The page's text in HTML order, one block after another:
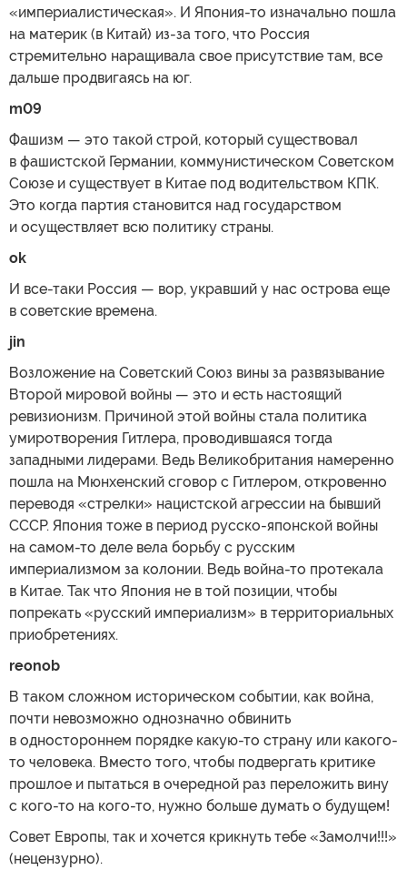
«империалистическая». И Япония-то изначально пошла
на материк (в Китай) из-за того, что Россия
стремительно наращивала свое присутствие там, все
дальше продвигаясь на юг.
m09
Фашизм — это такой строй, который существовал
в фашистской Германии, коммунистическом Советском
Союзе и существует в Китае под водительством КПК.
Это когда партия становится над государством
и осуществляет всю политику страны.
ok
И все-таки Россия — вор, укравший у нас острова еще
в советские времена.
jin
Возложение на Советский Союз вины за развязывание
Второй мировой войны — это и есть настоящий
ревизионизм. Причиной этой войны стала политика
умиротворения Гитлера, проводившаяся тогда
западными лидерами. Ведь Великобритания намеренно
пошла на Мюнхенский сговор с Гитлером, откровенно
переводя «стрелки» нацистской агрессии на бывший
СССР. Япония тоже в период русско-японской войны
на самом-то деле вела борьбу с русским
империализмом за колонии. Ведь война-то протекала
в Китае. Так что Япония не в той позиции, чтобы
попрекать «русский империализм» в территориальных
приобретениях.
reonob
В таком сложном историческом событии, как война,
почти невозможно однозначно обвинить
в одностороннем порядке какую-то страну или какого-
то человека. Вместо того, чтобы подвергать критике
прошлое и пытаться в очередной раз переложить вину
с кого-то на кого-то, нужно больше думать о будущем!
Совет Европы, так и хочется крикнуть тебе «Замолчи!!!»
(нецензурно).